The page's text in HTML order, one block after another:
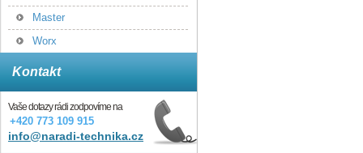
Master
Worx
Kontakt
Vaše dotazy rádi zodpovíme na
+420 773 109 915
info@naradi-technika.cz